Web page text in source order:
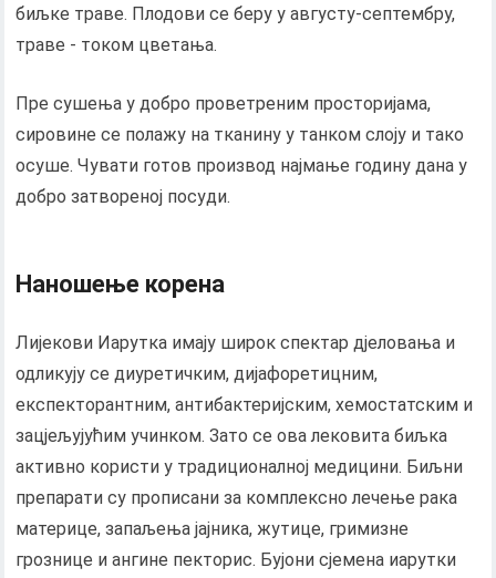
биљке траве. Плодови се беру у августу-септембру,
траве - током цветања.
Пре сушења у добро проветреним просторијама,
сировине се полажу на тканину у танком слоју и тако
осуше. Чувати готов производ најмање годину дана у
добро затвореној посуди.
Наношење корена
Лијекови Иарутка имају широк спектар дјеловања и
одликују се диуретичким, дијафоретицним,
експекторантним, антибактеријским, хемостатским и
зацјељујућим учинком. Зато се ова лековита биљка
активно користи у традиционалној медицини. Биљни
препарати су прописани за комплексно лечење рака
материце, запаљења јајника, жутице, гримизне
грознице и ангине пекторис. Бујони сјемена иарутки